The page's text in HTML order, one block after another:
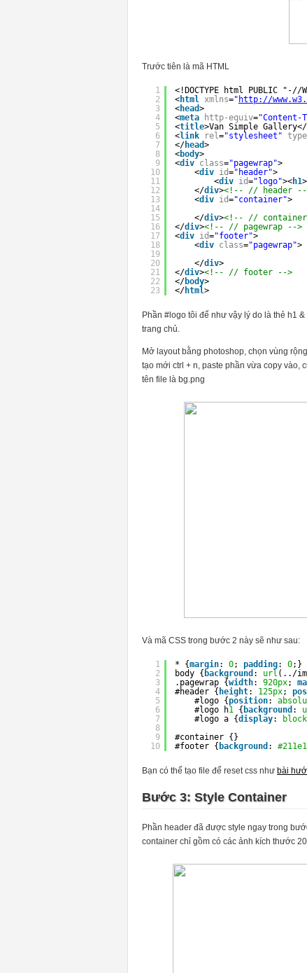
Trước tiên là mã HTML
1
2
3
4
5
6
7
8
9
10
11
12
13
14
15
16
17
18
19
20
21
22
23
<!DOCTYPE html PUBLIC
<html xmlns=" http://
<head>
<meta http-equiv="Content-
<title>Van Simple Gallery</
<link rel="stylesheet" type
</head>
<body>
<div class="pagewrap">
<div id="header">
<div id="logo"><h1
</div><!-- // header --
<div id="container">
</div><!-- //
</div><!-- // pagewrap -->
<div id="footer">
<div class="pagewrap">
</div>
</div><!-- // footer -->
</body>
</html>
Phần #logo tôi để như vậy lý do là thẻ h1
trang chủ.
Mở layout bằng photoshop, chọn vùng
tạo mới ctrl + n, paste phần vừa copy vào,
tên file là bg.png
Và mã CSS trong bước 2 này sẽ như sau:
1
2
3
4
5
6
7
8
9
10
* {margin: 0; padding: 0;}
body { background : url (../
.pagewrap {width: 920px;
#header { height: 125px;
#logo {position:
#logo h1 { background :
#logo a {display: block
#container {}
#footer { background :
Bạn có thể tạo file để reset css như bài
Bước 3: Style Container
Phần header đã được style ngay trong
container chỉ gồm có các ảnh kích thước